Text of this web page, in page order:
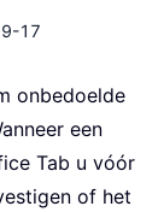
17
onbedoelde
een
Tab u vóór
of het